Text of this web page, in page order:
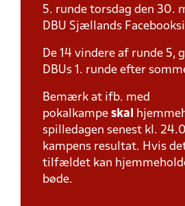
5. runde torsdag den 30.
DBU Sjællands
De 14 vindere af runde 5,
DBUs 1. runde efter
Bemærk at ifb. med
pokalkampe skal
spilledagen senest kl.
kampens resultat. Hvis
tilfældet kan
bøde.